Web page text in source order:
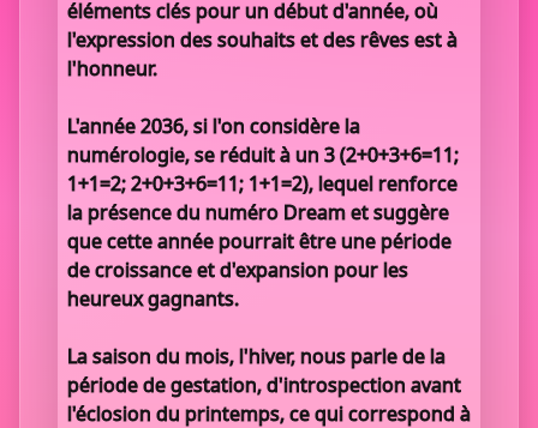
éléments clés pour un début d'année, où
l'expression des souhaits et des rêves est à
l'honneur.
L'année 2036, si l'on considère la
numérologie, se réduit à un 3 (2+0+3+6=11;
1+1=2; 2+0+3+6=11; 1+1=2), lequel renforce
la présence du numéro Dream et suggère
que cette année pourrait être une période
de croissance et d'expansion pour les
heureux gagnants.
La saison du mois, l'hiver, nous parle de la
période de gestation, d'introspection avant
l'éclosion du printemps, ce qui correspond à